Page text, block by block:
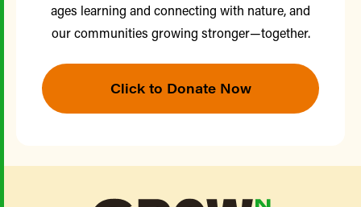
ages learning and connecting with nature, and
our communities growing stronger—together.
Click to Donate Now